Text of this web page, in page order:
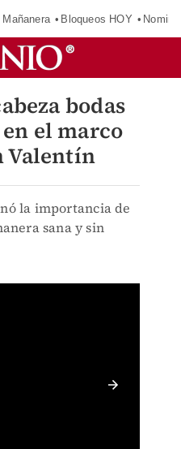
Mañanera Bloqueos HOY
bodas
el marco
Valentín
la importancia de
sana y sin